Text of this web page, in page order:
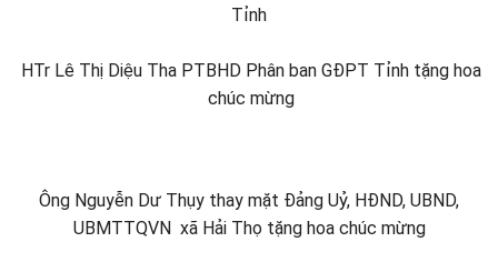
Tỉnh
HTr Lê Thị Diệu Tha PTBHD Phân ban GĐPT Tỉnh tặng hoa
chúc mừng
Ông Nguyễn Dư Thụy thay mặt Đảng Uỷ, HĐND, UBND,
UBMTTQVN xã Hải Thọ tặng hoa chúc mừng